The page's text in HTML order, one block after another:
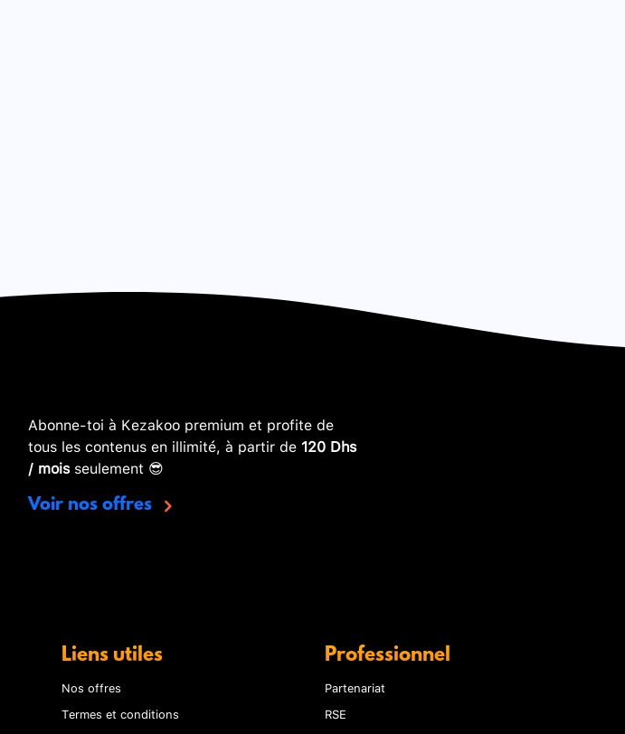
Abonne-toi à Kezakoo premium et profite de
tous les contenus en illimité, à partir de 120 Dhs
/ moisseulement 😎
Voir nos offres
Liens utiles
Nos offres
Termes et conditions
Professionnel
Partenariat
RSE